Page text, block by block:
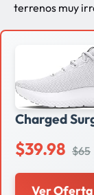
terrenos muy
Charged
$39.98 $65
Ver Oferta